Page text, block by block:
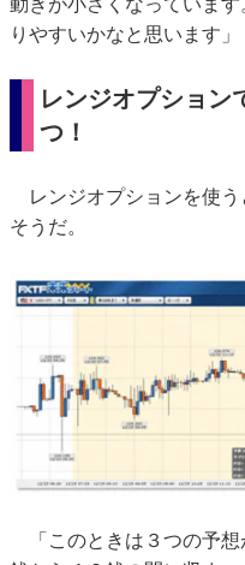
動きが小さくなっていま
りやすいかなと思います」
レンジオプション
つ！
レンジオプションを使う
そうだ。
「このときは３つの予想